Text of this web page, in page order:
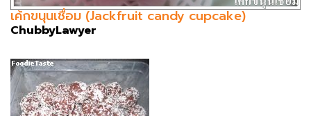
เค้กขนุนเชื่อม (Jackfruit candy cupcake)
ChubbyLawyer